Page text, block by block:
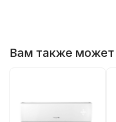
Вам также может